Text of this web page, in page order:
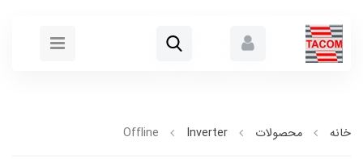
خانه محصولات Inverter
Offline